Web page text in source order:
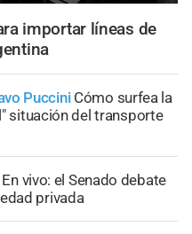
importar líneas de
Puccini Cómo surfea la
situación del transporte
En vivo: el Senado debate
privada